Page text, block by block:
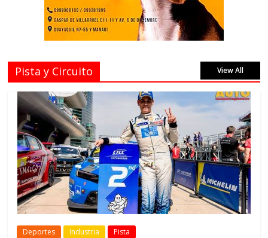
Pista y Circuito View All
Deportes Industria Pista